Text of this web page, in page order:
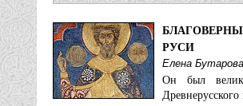
РУСИ
Елена Бутарова
Он был